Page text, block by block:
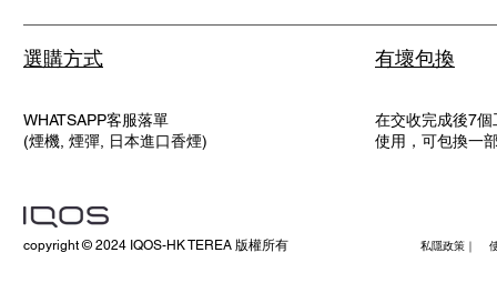
選購方式
WHATSAPP客服落單
(煙機, 煙彈, 日本進口香煙)
有壞包換
在交收完成後7
使用，可包換一
copyright © 2024 IQOS-HK TEREA 版權所有 私隱政策｜